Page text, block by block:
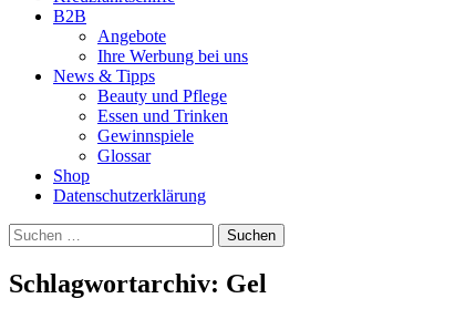
B2B
Angebote
Ihre Werbung bei uns
News & Tipps
Beauty und Pflege
Essen und Trinken
Gewinnspiele
Glossar
Shop
Datenschutzerklärung
Suchen
nach:
Schlagwortarchiv: Gel